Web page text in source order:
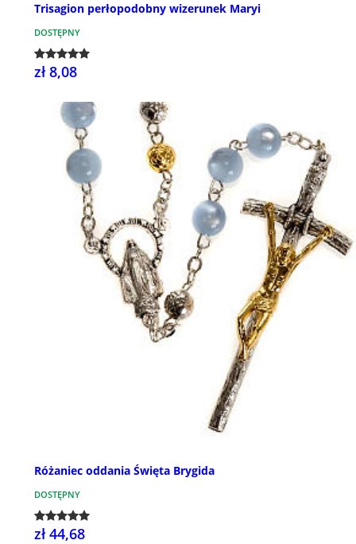
Trisagion perłopodobny wizerunek Maryi
DOSTĘPNY
zł 8,08
Różaniec oddania Święta Brygida
DOSTĘPNY
zł 44,68